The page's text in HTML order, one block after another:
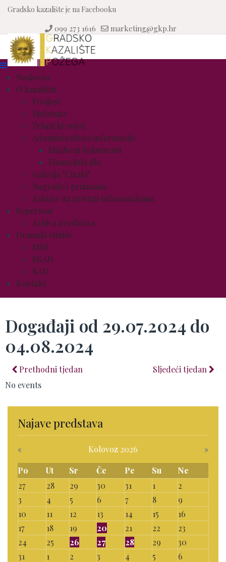
Gradsko kazalište je na Facebooku
099 273 1616 marketing@gkp.hr
Naslovna
O kazalištu
Povijest
Djelatnici
Tehnički uvjeti
Administrativne informacije
Službeni dokumenti
Financijski dio
Galerija "Ciraki"
Nagrade i priznanja
Zahtjev za pristup informacijama
Repertoar
Arhiva predstava
Dramski studio
MŠK
SKAD
KAD
Kontakt
Događaji od 29.07.2024 do
04.08.2024
Prethodni tjedan
Sljedeći tjedan
No events
Najave predstava
« Kolovoz 2026
»
Po
Ut Sr Če Pe Su
Ne
27
28 29 30 31 1
2
3
4 5 6 7 8
9
10
11 12 13 14 15
16
17
18 19 20 21 22
23
24
25 26 27 28 29
30
31
1 2 3 4 5 6